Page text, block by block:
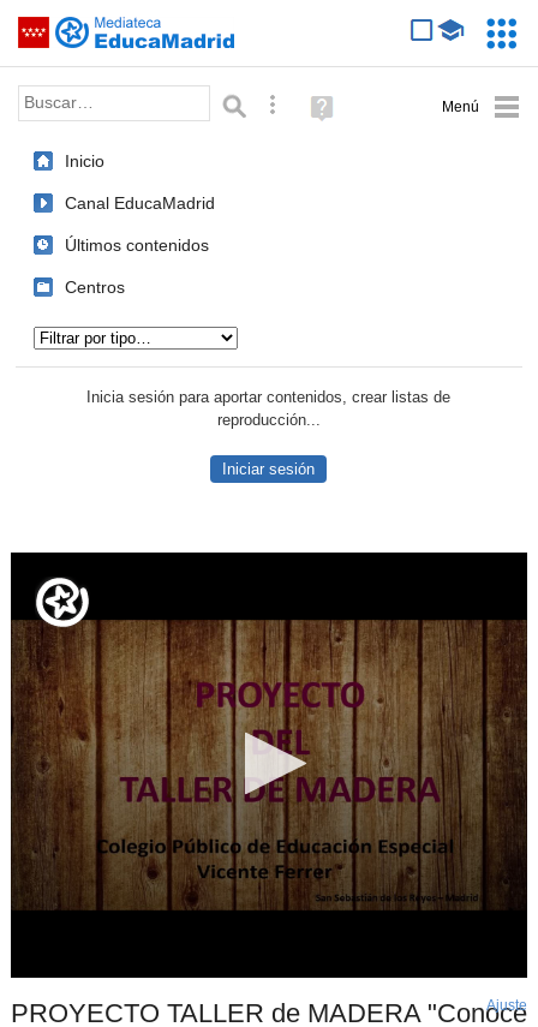
Saltar navegación
Palabra o frase: Búsqueda avanzada
Ayuda
(en
Inicio
Canal EducaMadrid
Últimos contenidos
Centros
Inicia sesión para aportar contenidos, crear listas de
reproducción...
Iniciar sesión
PROYECTO TALLER de MADERA "Conoce
Ajuste